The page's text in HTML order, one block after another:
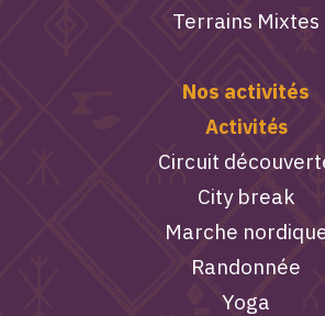
Terrains Mixtes
Nos activités
Activités
Circuit
City break
Marche
Randonnée
Yoga